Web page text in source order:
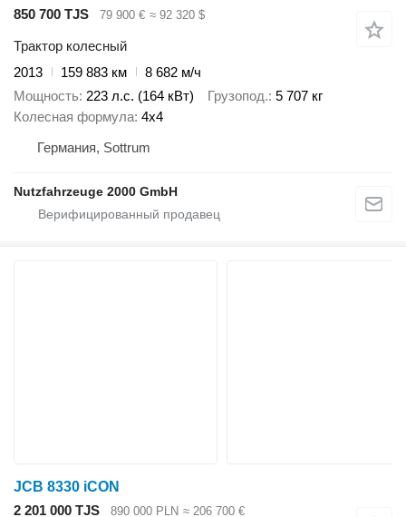
850 700 TJS
79 900 € ≈ 92 320 $
Трактор колесный
2013
159 883 км
8 682 м/ч
Мощность 223 л.с. (164 кВт) Грузопод. 5 707 кг
Колесная формула 4x4
Германия, Sottrum
Nutzfahrzeuge 2000 GmbH
JCB 8330 iCON
2 201 000 TJS
890 000 PLN ≈ 206 700 €